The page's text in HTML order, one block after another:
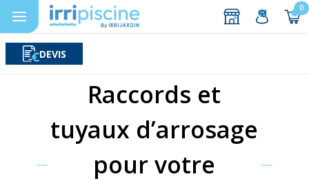
0
DEVIS
Raccords et
tuyaux d’arrosage
pour votre